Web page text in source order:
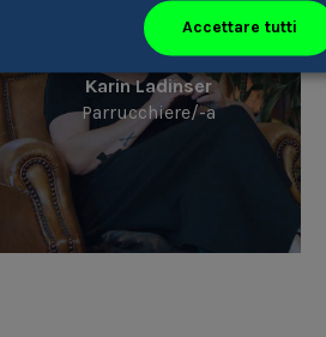
Karin Ladinser
Parrucchiere/-a
Accettare tutti